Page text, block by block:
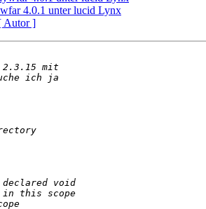
4.0.1 unter lucid Lynx
Autor ]